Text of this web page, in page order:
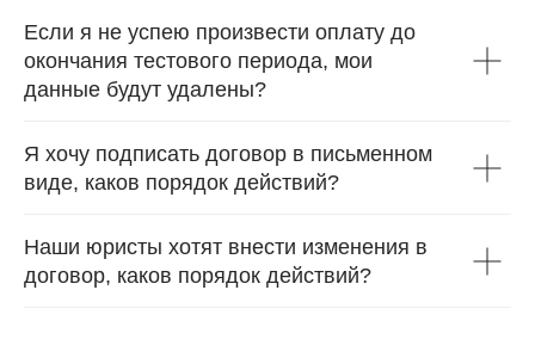
Если я не успею произвести оплату до
окончания тестового периода, мои
данные будут удалены?
Я хочу подписать договор в письменном
виде, каков порядок действий?
Наши юристы хотят внести изменения в
договор, каков порядок действий?